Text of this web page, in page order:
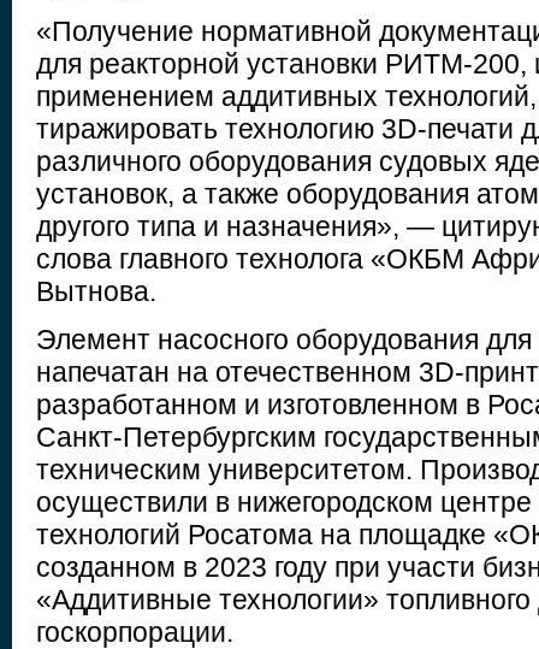
«Получение нормативной
для реакторной установки РИТМ-200,
применением аддитивных
тиражировать технологию 3D-печати
различного оборудования судовых
установок, а также оборудования
другого типа и назначения», —
слова главного технолога «ОКБМ
Вытнова.
Элемент насосного оборудования
напечатан на отечественном 3D-
разработанном и изготовленном в
Санкт-Петербургским
техническим университетом.
осуществили в нижегородском
технологий Росатома на площадке
созданном в 2023 году при участи
«Аддитивные технологии»
госкорпорации.